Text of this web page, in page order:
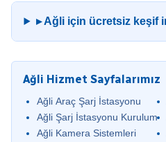
▸ Ağli için ücretsiz keşif
Ağli Hizmet Sayfalarımız
Ağli Araç Şarj İstasyonu
Ağli Şarj İstasyonu Kurulum
Ağli Kamera Sistemleri